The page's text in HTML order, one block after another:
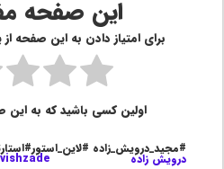
این صفحه
برای امتیاز دادن به این صفحه
اولین کسی باشید که به
#مجید_درویش_زاده
درویش زاده